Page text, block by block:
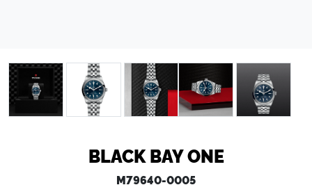
BLACK BAY ONE
M79640-0005